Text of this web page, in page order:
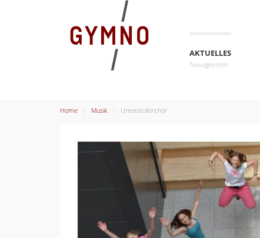
AKTUELLES
Neuigkeiten
Home Musik Unterstufenchor